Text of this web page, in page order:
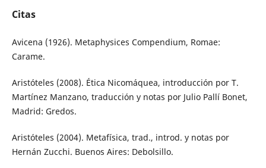
Citas
Avicena (1926). Metaphysices Compendium, Romae:
Carame.
Aristóteles (2008). Ética Nicomáquea, introducción por T.
Martínez Manzano, traducción y notas por Julio Pallí Bonet,
Madrid: Gredos.
Aristóteles (2004). Metafísica, trad., introd. y notas por
Hernán Zucchi. Buenos Aires: Debolsillo.